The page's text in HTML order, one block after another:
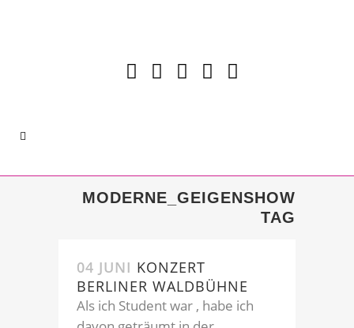
MODERNE_GEIGENSHOW
TAG
04 JUNI KONZERT
BERLINER WALDBÜHNE
Als ich Student war , habe ich